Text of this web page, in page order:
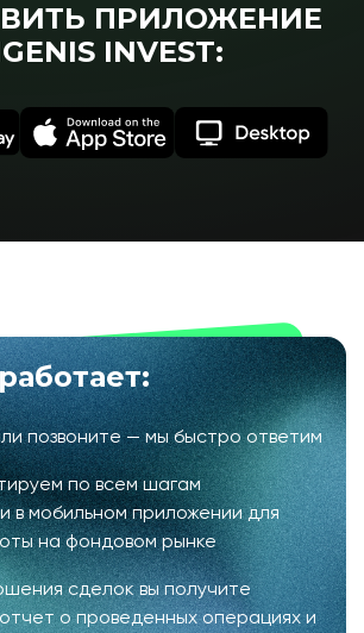
ПРИЛОЖЕНИЕ
INVEST:
позвоните — мы быстро ответим
по всем шагам
в мобильном приложении для
на фондовом рынке
сделок вы получите
о проведенных операциях и